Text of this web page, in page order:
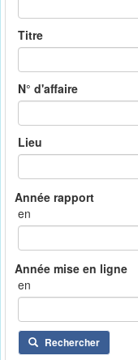
Titre
N° d'affaire
Lieu
en
en
Rechercher